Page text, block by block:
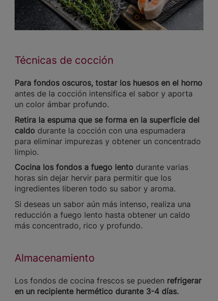
Técnicas de cocción
Para fondos oscuros, tostar los huesos en el horno
antes de la cocción intensifica el sabor y aporta
un color ámbar profundo.
Retira la espuma que se forma en la superficie del
caldo durante la cocción con una espumadera
para eliminar impurezas y obtener un concentrado
limpio.
Cocina los fondos a fuego lento durante varias
horas sin dejar hervir para permitir que los
ingredientes liberen todo su sabor y aroma.
Si deseas un sabor aún más intenso, realiza una
reducción a fuego lento hasta obtener un caldo
más concentrado, rico y profundo.
Almacenamiento
Los fondos de cocina frescos se pueden refrigerar
en un recipiente hermético durante 3-4 días.